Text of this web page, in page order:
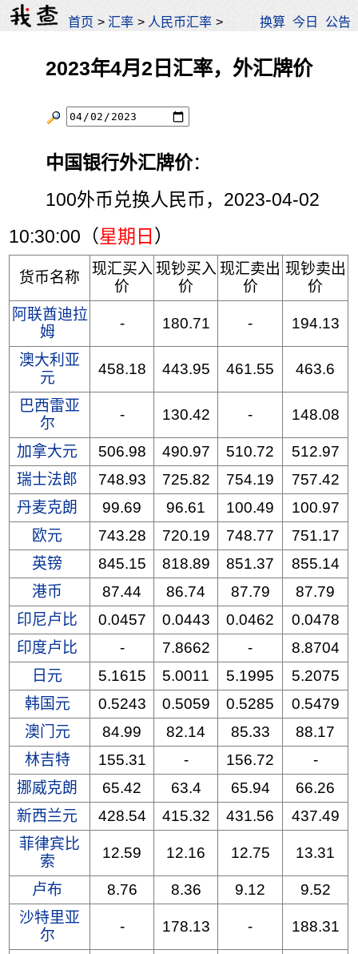
首页 >汇率 > 人民币汇率 > 换算 今日 公告
2023年4月2日汇率，外汇牌价
中国银行外汇牌价：
100外币兑换人民币，2023-04-02
10:30:00（星期日 ）
货币名称
现汇买入
价
现钞买入
价
现汇卖出
价
现钞卖出
价
阿联酋迪拉
姆
- 180.71 - 194.13
澳大利亚
元
458.18 443.95 461.55 463.6
巴西雷亚
尔
- 130.42 - 148.08
加拿大元 506.98 490.97 510.72
512.97
瑞士法郎
748.93 725.82 754.19
757.42
丹麦克朗
99.69 96.61 100.49
100.97
欧元
743.28 720.19 748.77
751.17
英镑
845.15 818.89 851.37
855.14
港币
87.44 86.74 87.79
87.79
印尼卢比
0.0457 0.0443 0.0462
0.0478
印度卢比
- 7.8662 -
8.8704
日元
5.1615 5.0011 5.1995
5.2075
韩国元
0.5243 0.5059 0.5285
0.5479
澳门元
84.99 82.14 85.33
88.17
林吉特
155.31 - 156.72
-
挪威克朗
65.42 63.4 65.94
66.26
新西兰元
428.54 415.32 431.56
437.49
菲律宾比
索
12.59 12.16 12.75 13.31
卢布 8.76 8.36 9.12
9.52
沙特里亚
尔
- 178.13 - 188.31